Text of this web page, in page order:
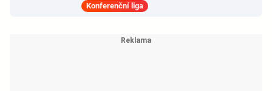
sváteční hlavičkáři
Konferenční liga